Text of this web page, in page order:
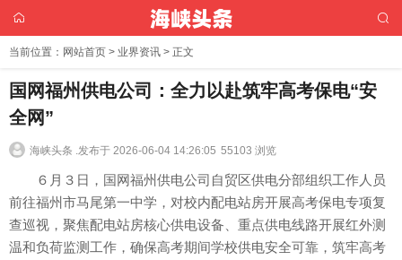
当前位置： 网站首页 > 业界资讯 > 正文
国网福州供电公司：全力以赴筑牢高考保电“安
全网”
海峡头条 .发布于 2026-06-04 14:26:05 55103 浏览
６月３日，国网福州供电公司自贸区供电分部组织工作人员
前往福州市马尾第一中学，对校内配电站房开展高考保电专项复
查巡视，聚焦配电站房核心供电设备、重点供电线路开展红外测
温和负荷监测工作，确保高考期间学校供电安全可靠，筑牢高考